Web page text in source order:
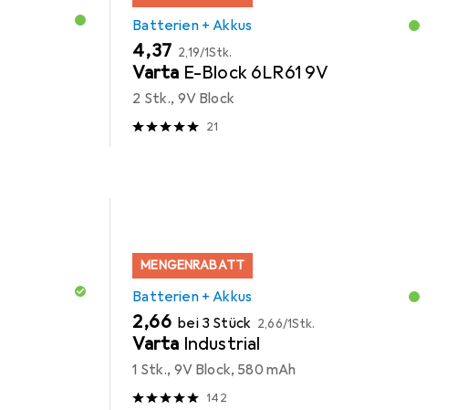
Batterien + Akkus
EUR
4,37 EUR
2,19/1Stk.
Varta E-Block 6LR61 9V
2 Stk., 9V Block
21
MENGENRABATT
Batterien + Akkus
EUR
2,66 bei 3 Stück EUR
2,66/1Stk.
Varta Industrial
1 Stk., 9V Block, 580 mAh
142